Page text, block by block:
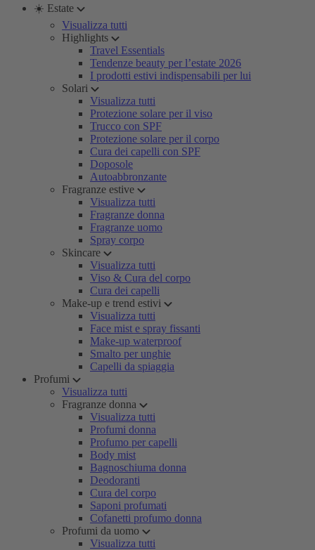
☀️ Estate
Visualizza tutti
Highlights
Travel Essentials
Tendenze beauty per l’estate 2026
I prodotti estivi indispensabili per lui
Solari
Visualizza tutti
Protezione solare per il viso
Trucco con SPF
Protezione solare per il corpo
Cura dei capelli con SPF
Doposole
Autoabbronzante
Fragranze estive
Visualizza tutti
Fragranze donna
Fragranze uomo
Spray corpo
Skincare
Visualizza tutti
Viso & Cura del corpo
Cura dei capelli
Make-up e trend estivi
Visualizza tutti
Face mist e spray fissanti
Make-up waterproof
Smalto per unghie
Capelli da spiaggia
Profumi
Visualizza tutti
Fragranze donna
Visualizza tutti
Profumi donna
Profumo per capelli
Body mist
Bagnoschiuma donna
Deodoranti
Cura del corpo
Saponi profumati
Cofanetti profumo donna
Profumi da uomo
Visualizza tutti